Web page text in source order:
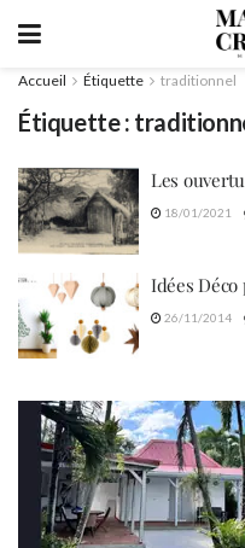
Accueil Étiquette traditionnel
Étiquette :
Les
18/01/2021
Idées
26/11/2014